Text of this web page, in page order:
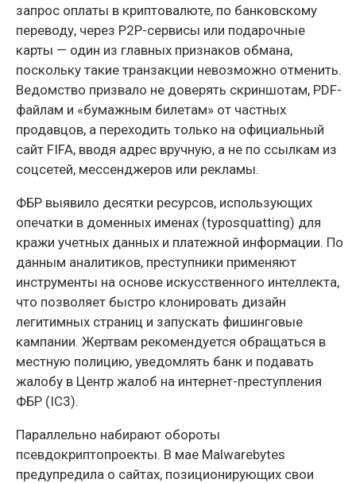
запрос оплаты в криптовалюте, по банковскому
переводу, через P2P-сервисы или подарочные
карты — один из главных признаков обмана,
поскольку такие транзакции невозможно отменить.
Ведомство призвало не доверять скриншотам, PDF-
файлам и «бумажным билетам» от частных
продавцов, а переходить только на официальный
сайт FIFA, вводя адрес вручную, а не по ссылкам из
соцсетей, мессенджеров или рекламы.
ФБР выявило десятки ресурсов, использующих
опечатки в доменных именах (typosquatting) для
кражи учетных данных и платежной информации. По
данным аналитиков, преступники применяют
инструменты на основе искусственного интеллекта,
что позволяет быстро клонировать дизайн
легитимных страниц и запускать фишинговые
кампании. Жертвам рекомендуется обращаться в
местную полицию, уведомлять банк и подавать
жалобу в Центр жалоб на интернет-преступления
ФБР (IC3).
Параллельно набирают обороты
псевдокриптопроекты. В мае Malwarebytes
предупредила о сайтах, позиционирующих свои